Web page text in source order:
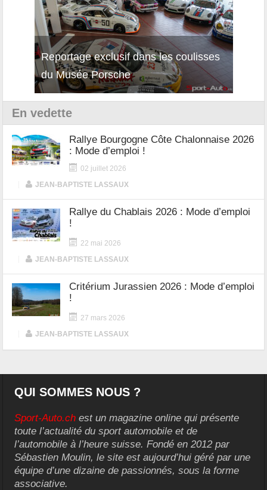
Reportage exclusif dans les coulisses
du Musée Porsche
Découverte de la nouvelle Ferrari
12Cilindri Manuale
En vedette
Rallye Bourgogne Côte Chalonnaise 2026
: Mode d’emploi !
02 juillet 2026
JEAN-BAPTISTE LASSAUX
Rallye du Chablais 2026 : Mode d’emploi
!
22 mai 2026
JEAN-BAPTISTE LASSAUX
Critérium Jurassien 2026 : Mode d’emploi
!
27 mars 2026
JEAN-BAPTISTE LASSAUX
QUI SOMMES NOUS ?
Sport-Auto.ch est un magazine online qui présente
toute l’actualité du sport automobile et de
l’automobile à l’heure suisse. Fondé en 2012 par
Sébastien Moulin, le site est aujourd’hui géré par une
équipe d’une dizaine de passionnés, sous la forme
associative.